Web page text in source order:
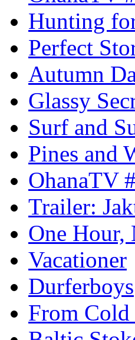
Hunting
Perfect
Autumn
Glassy
Surf and
Pines and
OhanaTV
Trailer:
One Hour,
Vacationer
Durferboys
From Cold